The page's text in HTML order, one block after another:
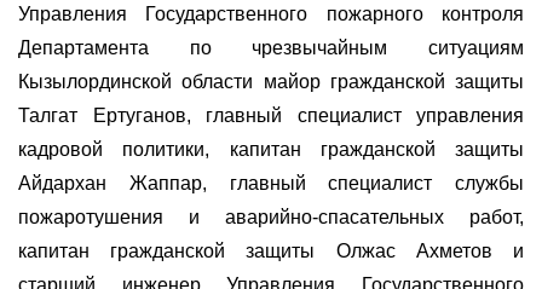
Управления Государственного пожарного контроля
Департамента по чрезвычайным ситуациям
Кызылординской области майор гражданской защиты
Талгат Ертуганов, главный специалист управления
кадровой политики, капитан гражданской защиты
Айдархан Жаппар, главный специалист службы
пожаротушения и аварийно-спасательных работ,
капитан гражданской защиты Олжас Ахметов и
старший инженер Управления Государственного